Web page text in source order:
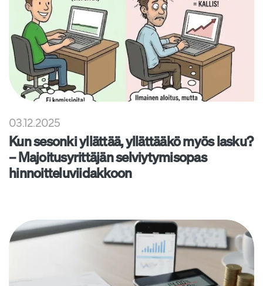
03.12.2025
Kun sesonki yllättää, yllättääkö myös lasku?
– Majoitusyrittäjän selviytymisopas
hinnoitteluviidakkoon